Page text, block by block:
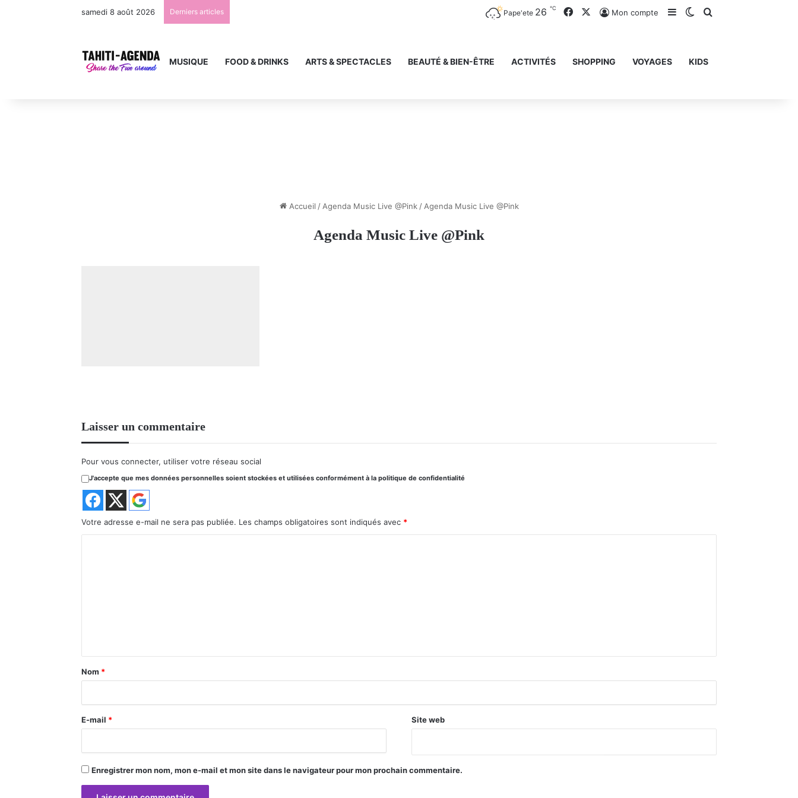
samedi 8 août 2026 Derniers articles Pape'ete 26 ℃ FacebookMon compte Sidebar (barre latérale)
Switch skin
MUSIQUE FOOD & DRINKS ARTS & SPECTACLES BEAUTÉ & BIEN-ÊTRE ACTIVITÉS SHOPPING VOYAGES KIDS
Accueil / Agenda Music Live @Pink / Agenda Music Live @Pink
Agenda Music Live @Pink
Laisser un commentaire
Pour vous connecter, utiliser votre réseau social
J'accepte que mes données personnelles soient stockées et utilisées conformément à la politique de confidentialité
Votre adresse e-mail ne sera pas publiée. Les champs obligatoires sont indiqués avec *
a
r
e
Nom *
E-mail * Site web
Enregistrer mon nom, mon e-mail et mon site dans le navigateur pour mon prochain commentaire.